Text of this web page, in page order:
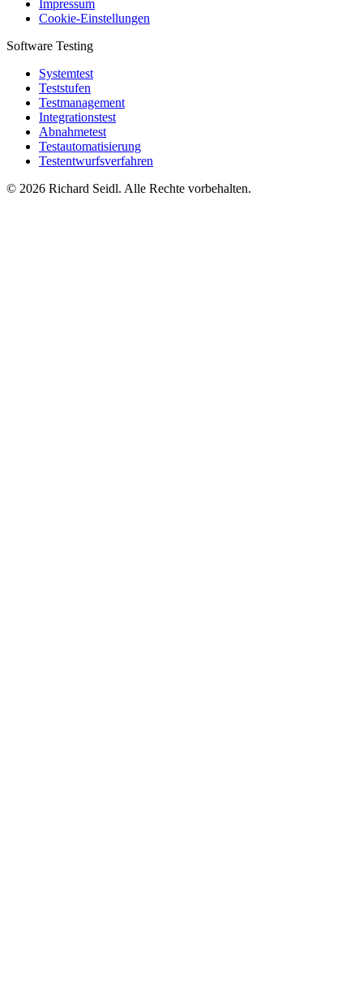
Impressum
Cookie-Einstellungen
Software Testing
Systemtest
Teststufen
Testmanagement
Integrationstest
Abnahmetest
Testautomatisierung
Testentwurfsverfahren
© 2026 Richard Seidl. Alle Rechte vorbehalten.